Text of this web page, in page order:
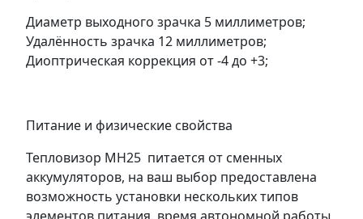
Диаметр выходного зрачка 5 миллиметров;
Удалённость зрачка 12 миллиметров;
Диоптрическая коррекция от -4 до +3;
Питание и физические свойства
Тепловизор MH25 питается от сменных
аккумуляторов, на ваш выбор предоставлена
возможность установки нескольких типов